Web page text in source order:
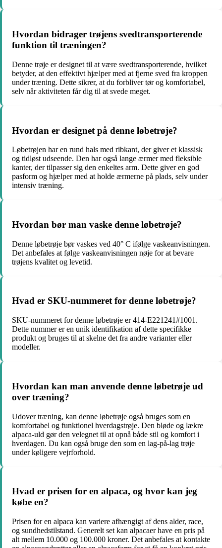
Hvordan bidrager trøjens svedtransporterende
funktion til træningen?
Denne trøje er designet til at være svedtransporterende, hvilket
betyder, at den effektivt hjælper med at fjerne sved fra kroppen
under træning. Dette sikrer, at du forbliver tør og komfortabel,
selv når aktiviteten får dig til at svede meget.
Hvordan er designet på denne løbetrøje?
Løbetrøjen har en rund hals med ribkant, der giver et klassisk
og tidløst udseende. Den har også lange ærmer med fleksible
kanter, der tilpasser sig den enkeltes arm. Dette giver en god
pasform og hjælper med at holde ærmerne på plads, selv under
intensiv træning.
Hvordan bør man vaske denne løbetrøje?
Denne løbetrøje bør vaskes ved 40° C ifølge vaskeanvisningen.
Det anbefales at følge vaskeanvisningen nøje for at bevare
trøjens kvalitet og levetid.
Hvad er SKU-nummeret for denne løbetrøje?
SKU-nummeret for denne løbetrøje er 414-E221241#1001.
Dette nummer er en unik identifikation af dette specifikke
produkt og bruges til at skelne det fra andre varianter eller
modeller.
Hvordan kan man anvende denne løbetrøje ud
over træning?
Udover træning, kan denne løbetrøje også bruges som en
komfortabel og funktionel hverdagstrøje. Den bløde og lækre
alpaca-uld gør den velegnet til at opnå både stil og komfort i
hverdagen. Du kan også bruge den som en lag-på-lag trøje
under køligere vejrforhold.
Hvad er prisen for en alpaca, og hvor kan jeg
købe en?
Prisen for en alpaca kan variere afhængigt af dens alder, race,
og sundhedstilstand. Generelt set kan alpacaer have en pris på
alt mellem 10.000 og 100.000 kroner. Det anbefales at kontakte